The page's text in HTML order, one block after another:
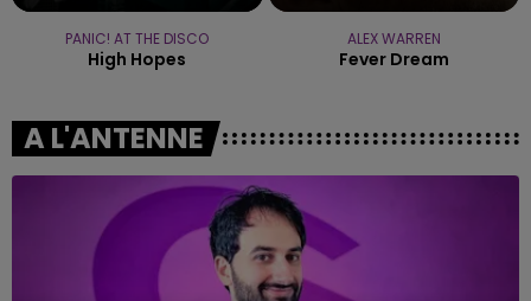
PANIC! AT THE DISCO
High Hopes
ALEX WARREN
Fever Dream
A L'ANTENNE